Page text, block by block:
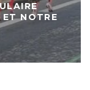
ET NOTRE